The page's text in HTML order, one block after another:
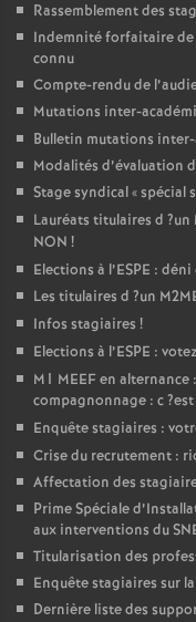
Rassemblement des
Indemnité forfaitaire
connu
Compte-rendu de
Mutations inter-
Bulletin mutations
Modalités d’évaluation
Stage syndical «spécial
Lauréats titulaires d ?un
NON !
Elections à l’ESPE : déni
Les titulaires d ?un
Infos stagiaires !
Elections à l’ESPE :
M1 MEEFen alternance
compagnonnage : c?est
Enquête stagiaires :
Crise du recrutement :
Affectation des
Prime Spéciale
aux interventions du
Titularisation des
Enquête stagiaires sur
Dernière liste des